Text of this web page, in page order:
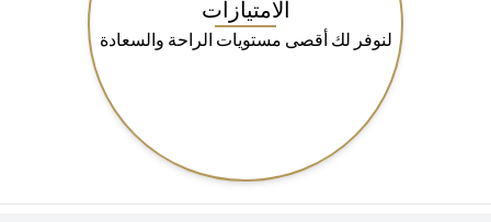
الامتيازات
لنوفر لك أقصى مستويات الراحة والسعادة